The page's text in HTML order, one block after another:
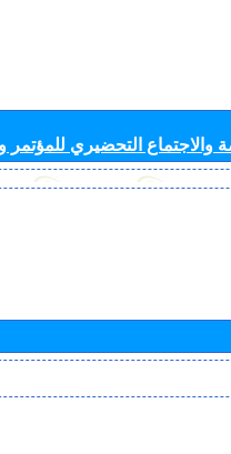
والاجتماع التحضيري للمؤتمر